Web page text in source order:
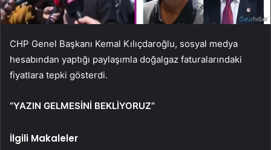
CHP Genel Başkanı Kemal Kılıçdaroğlu, sosyal medya
hesabından yaptığı paylaşımla doğalgaz faturalarındaki
fiyatlara tepki gösterdi.
“YAZIN GELMESİNİ BEKLİYORUZ”
İlgili Makaleler